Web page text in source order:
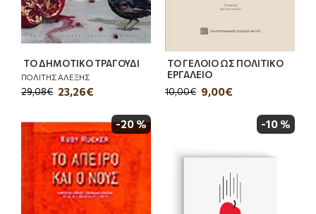
ΤΟ ΔΗΜΟΤΙΚΟ ΤΡΑΓΟΥΔΙ
ΠΟΛΙΤΗΣ ΑΛΕΞΗΣ
23,26€
29,08€
ΤΟ ΓΕΛΟΙΟ ΩΣ ΠΟΛΙΤΙΚΟ
ΕΡΓΑΛΕΙΟ
9,00€
10,00€
-20 % -10 %